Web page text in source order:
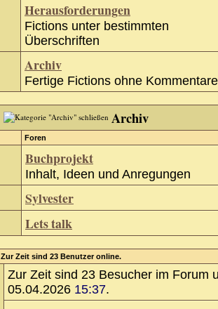
Herausforderungen
Fictions unter bestimmten
Überschriften
Archiv
Fertige Fictions ohne Kommentare
Archiv
Foren
Buchprojekt
Inhalt, Ideen und Anregungen
Sylvester
Lets talk
Zur Zeit sind 23 Benutzer online.
Zur Zeit sind 23 Besucher im Forum
05.04.2026 15:37.